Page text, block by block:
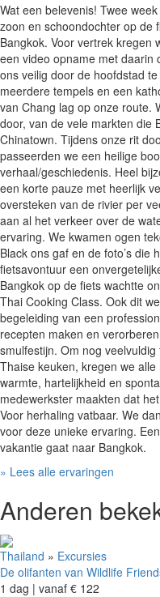
Wat een belevenis! Twee
zoon en schoondochter op de
Bangkok. Voor vertrek kregen
een video opname met daarin
ons veilig door de hoofdstad
meerdere tempels en een
van Chang lag op onze route.
door, van de vele markten die
Chinatown. Tijdens onze rit
passeerden we een heilige
verhaal/geschiedenis. Heel
een korte pauze met heerlijk
oversteken van de rivier per
aan al het verkeer over de
ervaring. We kwamen ogen
Black ons gaf en de foto’s die
fietsavontuur een
Bangkok op de fiets wachtte
Thai Cooking Class. Ook dit
begeleiding van een
recepten maken en
smulfestijn. Om nog
Thaise keuken, kregen we
warmte, hartelijkheid en
medewerkster maakten dat
Voor herhaling vatbaar. We
voor deze unieke ervaring.
vakantie gaat naar Bangkok.
» Lees alle ervaringen
Anderen
Thailand » Excursies
De olifanten van Wildlife
1 dag | vanaf € 122